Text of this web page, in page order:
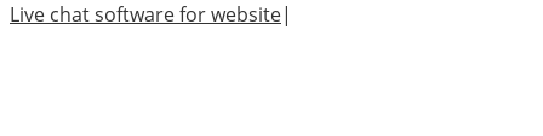
Live chat software for website|